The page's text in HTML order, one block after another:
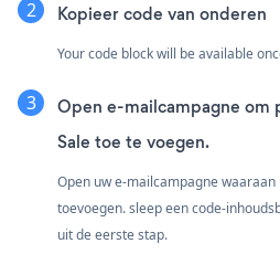
Kopieer code van onderen
Your code block will be available
Open e-mailcampagne
Sale toe te voegen.
Open uw e-mailcampagne
toevoegen. sleep een code-
uit de eerste stap.